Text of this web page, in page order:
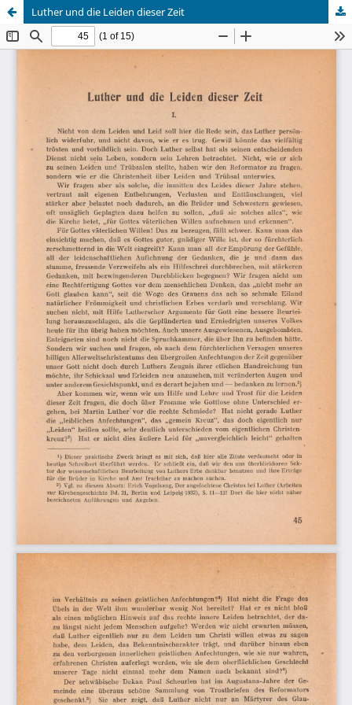
Luther und die Leiden dieser Zeit